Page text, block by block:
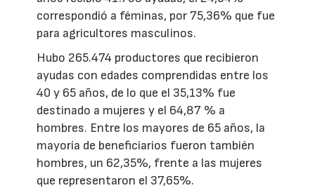
correspondió a féminas, por 75,36% que fue
para agricultores masculinos.
Hubo 265.474 productores que recibieron
ayudas con edades comprendidas entre los
40 y 65 años, de lo que el 35,13% fue
destinado a mujeres y el 64,87 % a
hombres. Entre los mayores de 65 años, la
mayoría de beneficiarios fueron también
hombres, un 62,35%, frente a las mujeres
que representaron el 37,65%.